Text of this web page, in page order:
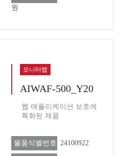
원
모니터랩
AIWAF-500_Y20
웹 애플리케이션 보호에
특화된 제품
물품식별번호 24100922